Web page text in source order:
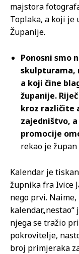
majstora
Toplaka, a koji je
Županije.
Ponosni smo
skulpturama,
a koji čine
županije.
kroz različite
zajedništvo, a
promocije
rekao je
Kalendar je
župnika fra Ivice
nego prvi.
njega se tražio
pokrovitelje,
broj primjeraka